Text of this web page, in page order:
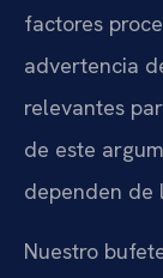
factores
advertencia
relevantes
de este
dependen de
Nuestro